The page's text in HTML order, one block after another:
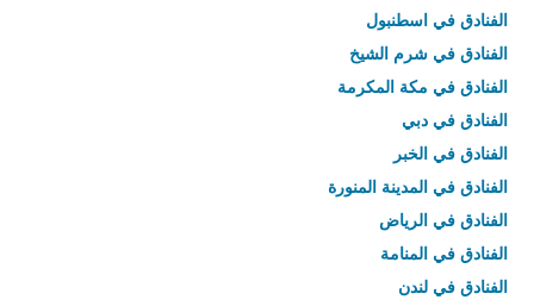
الفنادق في اسطنبول
الفنادق في شرم الشيخ
الفنادق في مكة المكرمة
الفنادق في دبي
الفنادق في الخبر
الفنادق في المدينة المنورة
الفنادق في الرياض
الفنادق في المنامة
الفنادق في لندن